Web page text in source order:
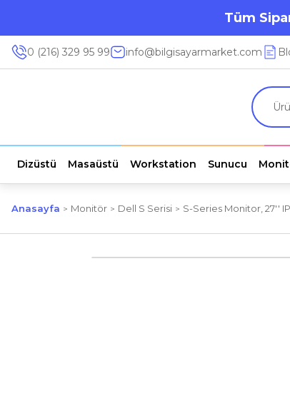
Tüm
0 (216) 329 95 99 info@bilgisayarmarket.com
Dizüstü Masaüstü Workstation Sunucu
Anasayfa Monitör Dell S Serisi S-Series Monitor, 27''